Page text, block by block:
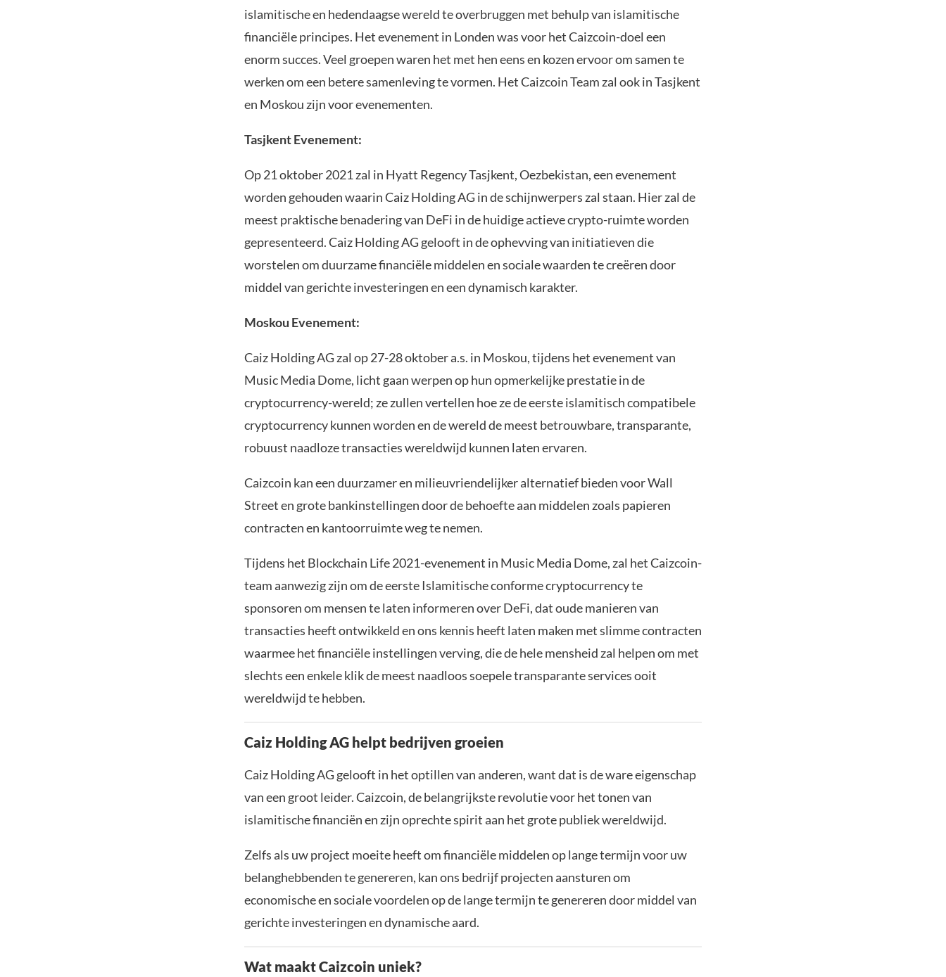
islamitische en hedendaagse wereld te overbruggen met behulp van islamitische
financiële principes. Het evenement in Londen was voor het Caizcoin-doel een
enorm succes. Veel groepen waren het met hen eens en kozen ervoor om samen te
werken om een betere samenleving te vormen. Het Caizcoin Team zal ook in Tasjkent
en Moskou zijn voor evenementen.
Tasjkent Evenement:
Op 21 oktober 2021 zal in Hyatt Regency Tasjkent, Oezbekistan, een evenement
worden gehouden waarin Caiz Holding AG in de schijnwerpers zal staan. Hier zal de
meest praktische benadering van DeFi in de huidige actieve crypto-ruimte worden
gepresenteerd. Caiz Holding AG gelooft in de ophevving van initiatieven die
worstelen om duurzame financiële middelen en sociale waarden te creëren door
middel van gerichte investeringen en een dynamisch karakter.
Moskou Evenement:
Caiz Holding AG zal op 27-28 oktober a.s. in Moskou, tijdens het evenement van
Music Media Dome, licht gaan werpen op hun opmerkelijke prestatie in de
cryptocurrency-wereld; ze zullen vertellen hoe ze de eerste islamitisch compatibele
cryptocurrency kunnen worden en de wereld de meest betrouwbare, transparante,
robuust naadloze transacties wereldwijd kunnen laten ervaren.
Caizcoin kan een duurzamer en milieuvriendelijker alternatief bieden voor Wall
Street en grote bankinstellingen door de behoefte aan middelen zoals papieren
contracten en kantoorruimte weg te nemen.
Tijdens het Blockchain Life 2021-evenement in Music Media Dome, zal het Caizcoin-
team aanwezig zijn om de eerste Islamitische conforme cryptocurrency te
sponsoren om mensen te laten informeren over DeFi, dat oude manieren van
transacties heeft ontwikkeld en ons kennis heeft laten maken met slimme contracten
waarmee het financiële instellingen verving, die de hele mensheid zal helpen om met
slechts een enkele klik de meest naadloos soepele transparante services ooit
wereldwijd te hebben.
Caiz Holding AG helpt bedrijven groeien
Caiz Holding AG gelooft in het optillen van anderen, want dat is de ware eigenschap
van een groot leider. Caizcoin, de belangrijkste revolutie voor het tonen van
islamitische financiën en zijn oprechte spirit aan het grote publiek wereldwijd.
Zelfs als uw project moeite heeft om financiële middelen op lange termijn voor uw
belanghebbenden te genereren, kan ons bedrijf projecten aansturen om
economische en sociale voordelen op de lange termijn te genereren door middel van
gerichte investeringen en dynamische aard.
Wat maakt Caizcoin uniek?